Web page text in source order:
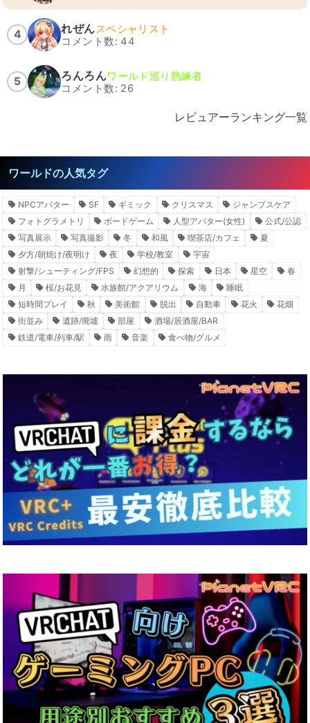
4 れぜんスペシャリスト
コメント数: 44
5 ろんろんワールド巡り熟練者
コメント数: 26
レビュアーランキング一覧
ワールドの人気タグ
NPCアバター SF ギミック クリスマス
ジャンプスケア
フォトグラメトリ
ボードゲーム 人型アバター(女性)
公式/公認
写真展示
写真撮影 冬 和風 喫茶店/カフェ
夏
夕方/朝焼け/夜明け
夜 学校/教室
宇宙
射撃/シューティング/FPS
幻想的 探索 日本 星空
春
月
桜/お花見 水族館/アクアリウム 海
睡眠
短時間プレイ
秋 美術館 脱出 自動車 花火
花畑
街並み
遺跡/廃墟 部屋
酒場/居酒屋/BAR
鉄道/電車/列車/駅
雨 音楽 食べ物/グルメ